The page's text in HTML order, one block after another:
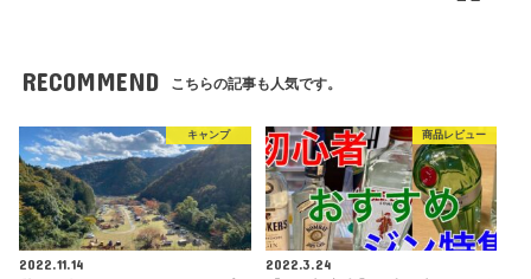
RECOMMEND こちらの記事も人気です。
キャンプ
2022.11.14
商品レビュー
2022.3.24